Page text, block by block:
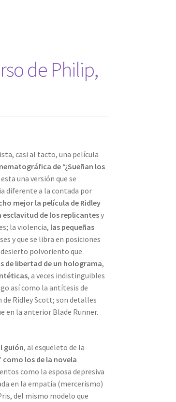
de Philip,
casi al tacto, una película
de “¿Sueñan los
una versión que se
diferente a la contada por
mejor la película de Ridley
esclavitud de los replicantesy
la violencia, las pequeñas
y que se libra en posiciones
desierto polvoriento que
de libertad de un holograma,
, a veces indistinguibles
así como la antítesis de
Ridley Scott; son detalles
en la anterior Blade Runner.
guión, al esqueleto de la
los de la novela
como la esposa depresiva
en la empatía (mercerismo)
del mismo modelo que